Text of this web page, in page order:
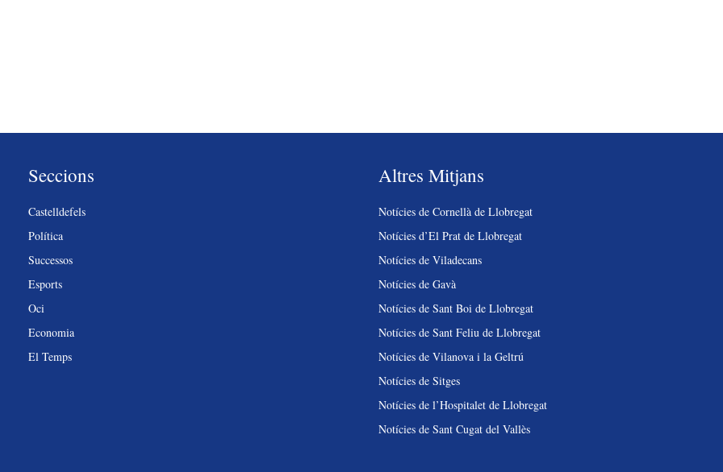
Seccions
Castelldefels
Política
Successos
Esports
Oci
Economia
El Temps
Altres Mitjans
Notícies de Cornellà de Llobregat
Notícies d’El Prat de Llobregat
Notícies de Viladecans
Notícies de Gavà
Notícies de Sant Boi de Llobregat
Notícies de Sant Feliu de Llobregat
Notícies de Vilanova i la Geltrú
Notícies de Sitges
Notícies de l’Hospitalet de Llobregat
Notícies de Sant Cugat del Vallès